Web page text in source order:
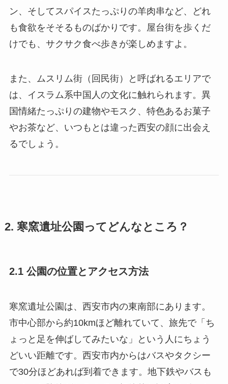
ン、そしてスパイスたっぷりの羊肉串など、どれ
も食欲をそそるものばかりです。屋台街を歩くだ
けでも、サクサク食べ歩きが楽しめますよ。
また、ムスリム街（回民街）と呼ばれるエリアで
は、イスラム系中国人の文化に触れられます。異
国情緒たっぷりの建物やモスク、特色あるお菓子
やお茶など、いつもとは違った西安の顔に出会え
るでしょう。
2. 寒窯遺址公園ってどんなところ？
2.1 公園の位置とアクセス方法
寒窯遺址公園は、西安市内の東南部にあります。
市中心部から約10kmほど離れていて、旅先で「ち
ょっと足を伸ばしてみたいな」という人にちょう
どいい距離です。西安市内からはバスやタクシー
で30分ほどあれば到着できます。地下鉄やバスも